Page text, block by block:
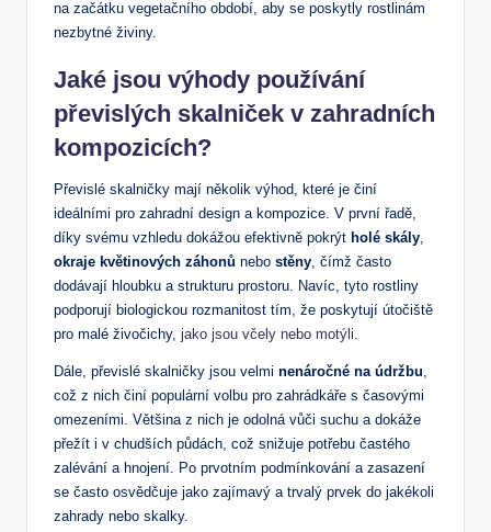
na začátku vegetačního období, aby se poskytly rostlinám
nezbytné živiny.
Jaké jsou výhody používání
převislých skalniček v zahradních
kompozicích?
Převislé skalničky mají několik výhod, které je činí
ideálními pro zahradní design a kompozice. V první řadě,
díky svému vzhledu dokážou efektivně pokrýt holé skály
okraje květinových záhonů nebo stěny , čímž často
dodávají hloubku a strukturu prostoru. Navíc, tyto rostliny
podporují biologickou rozmanitost tím, že poskytují útočiště
pro malé živočichy, jako jsou včely nebo motýli
Dále, převislé skalničky jsou velmi nenáročné na údržbu
což z nich činí populární volbu pro zahrádkáře s časovými
omezeními. Většina z nich je odolná vůči suchu a dokáže
přežít i v chudších půdách, což snižuje potřebu častého
zalévání a hnojení. Po prvotním podmínkování a zasazení
se často osvědčuje jako zajímavý a trvalý prvek do jakékoli
zahrady nebo skalky.